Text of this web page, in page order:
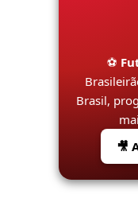
⚽
Brasil,
🎥